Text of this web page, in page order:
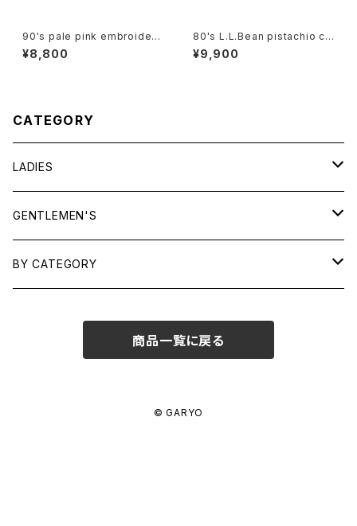
90's pale pink embroidere
d rayon easy Skirt
¥8,800
80's L.L.Bean pistachio cal
ico cotton box Shirt
¥9,900
CATEGORY
LADIES
TOPS
SHIRTS
OUTERWEAR
GENTLEMEN'S
TOPS
BY CATEGORY
商品一覧に戻る
© GARYO